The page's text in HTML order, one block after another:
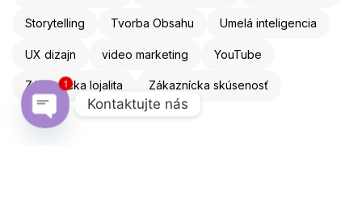
Storytelling Tvorba Obsahu Umelá inteligencia
UX dizajn video marketing YouTube
Zákaznícka lojalita Zákaznícka skúsenosť
Kontaktujte nás
1